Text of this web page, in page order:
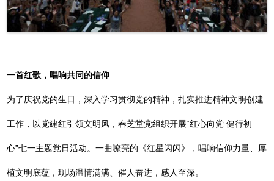
一首红歌，唱响共同的信仰
为了庆祝党的生日，深入学习贯彻党的精神，扎实推进精神文明创建
工作，以党建红引领文明风，春芝堂党组织开展“红心向党 健行初
心”七一主题党日活动。一曲嘹亮的《红星闪闪》，唱响信仰力量、厚
植文明底蕴，现场温情满满、催人奋进，感人至深。